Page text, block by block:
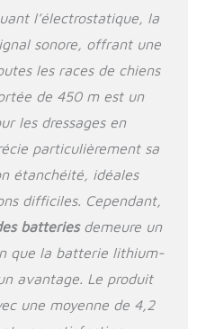
55 cm BATTERIES :
dressage se
recharge en
pour offrir entre 40
à 70 heures
d'autonomie.
Télécommande et
collier-récepteur
comportent un
indicateur de
batterie faible
GARANTIE : Le 425X
a une garantie du
Le fonctionnement
l’électrostatique, la
sonore, offrant une
les races de chiens
de 450 m est un
les dressages en
particulièrement sa
étanchéité, idéales
difficiles. Cependant,
batteriesdemeure un
que la batterie lithium-
avantage. Le produit
une moyenne de 4,2